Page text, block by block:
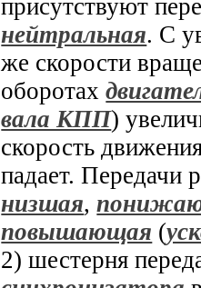
присутствуют
нейтральная. С
же скорости
оборотах
вала КПП)
скорость
падает. Передачи
низшая,
повышающая (
2) шестерня